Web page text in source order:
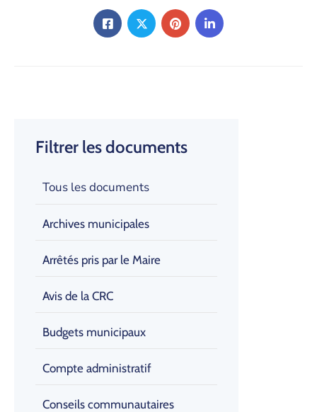
Filtrer les documents
Tous les documents
Archives municipales
Arrêtés pris par le Maire
Avis de la CRC
Budgets municipaux
Compte administratif
Conseils communautaires